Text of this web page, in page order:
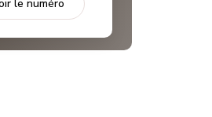
le numéro